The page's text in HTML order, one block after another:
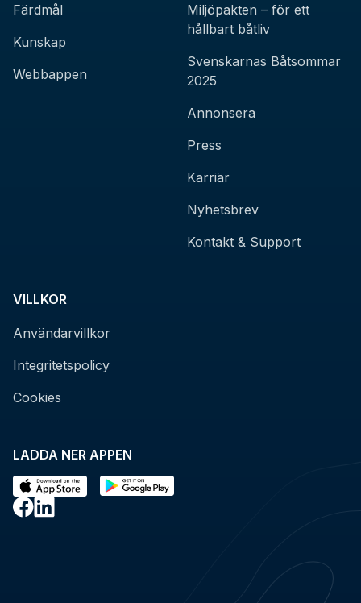
LADDA NER APPEN
Färdmål
Kunskap
Webbappen
Miljöpakten – för ett
hållbart båtliv
Svenskarnas Båtsommar
2025
Annonsera
Press
Karriär
Nyhetsbrev
Kontakt & Support
VILLKOR
Användarvillkor
Integritetspolicy
Cookies